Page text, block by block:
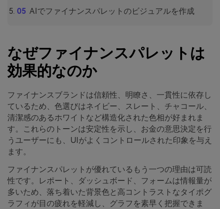
AIでファイナンスパレットのビジュアルを作成
なぜファイナンスパレットは
効果的なのか
ファイナンスブランドは信頼性、明瞭さ、一貫性に依存し
ているため、色選びはネイビー、スレート、チャコール、
清潔感のあるホワイトなど構造化された色相が好まれま
す。これらのトーンは安定性を示し、お金の意思決定を行
うユーザーにも、UIがよくコントロールされた印象を与え
ます。
ファイナンスパレットが優れているもう一つの理由は可読
性です。レポート、ダッシュボード、フォームは情報量が
多いため、落ち着いた背景色と高コントラストなタイポグ
ラフィが目の疲れを軽減し、グラフを素早く把握できま